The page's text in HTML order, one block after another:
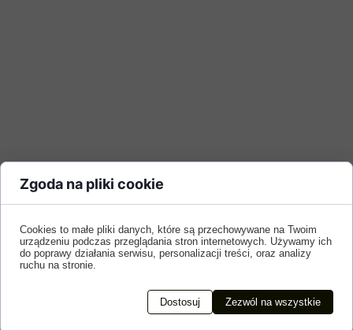
Zgoda na pliki cookie
Cookies to małe pliki danych, które są przechowywane na Twoim
urządzeniu podczas przeglądania stron internetowych. Używamy ich
do poprawy działania serwisu, personalizacji treści, oraz analizy
ruchu na stronie.
Dostosuj Zezwól na wszystkie